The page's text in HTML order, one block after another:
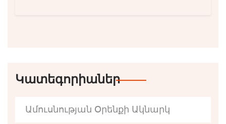
Կատեգորիաներ
Ամուսնության Օրենքի Ակնարկ